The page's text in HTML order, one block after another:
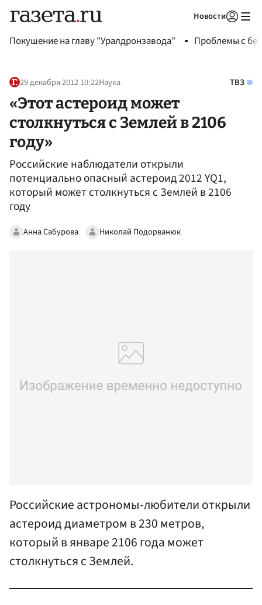
Новости
Покушение на главу "Уралдронзавода" Проблемы с
29 декабря 2012 10:22Наука ТВЗ
«Этот астероид может
столкнуться с Землей в 2106
году»
Российские наблюдатели открыли
потенциально опасный астероид 2012 YQ1,
который может столкнуться с Землей в 2106
году
Анна Сабурова Николай Подорванюк
Российские астрономы-любители открыли
астероид диаметром в 230 метров,
который в январе 2106 года может
столкнуться с Землей.